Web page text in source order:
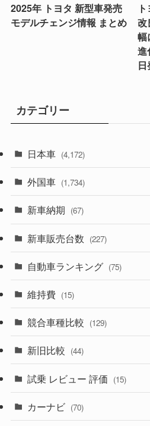
2025年 トヨタ 新型車発売
モデルチェンジ情報 まとめ
改
幅
進
カテゴリー
日本車 (4,172)
(1,321)
(329)
(357)
(328)
(194)
(230)
(253)
外国車 (1,734)
(242)
(85)
(84)
(14)
(222)
(50)
(58)
新車納期 (67)
(28)
(8)
(3)
(3)
(5)
(1)
新車販売台数 (227)
(21)
(5)
(7)
(5)
自動車ランキング (75)
維持費 (15)
競合車種比較 (129)
新旧比較 (44)
試乗 レビュー 評価 (15)
カーナビ (70)